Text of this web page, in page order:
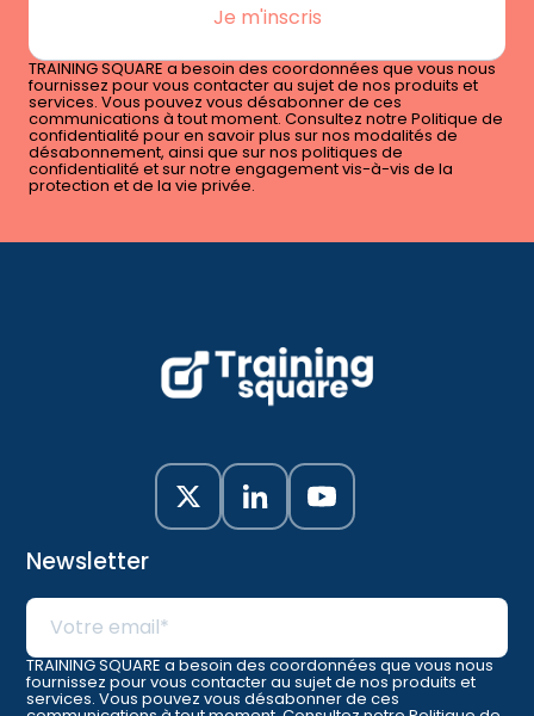
TRAINING SQUARE a besoin des coordonnées que vous nous
fournissez pour vous contacter au sujet de nos produits et
services. Vous pouvez vous désabonner de ces
communications à tout moment. Consultez notre Politique de
confidentialité pour en savoir plus sur nos modalités de
désabonnement, ainsi que sur nos politiques de
confidentialité et sur notre engagement vis-à-vis de la
protection et de la vie privée.
Newsletter
TRAINING SQUARE a besoin des coordonnées que vous nous
fournissez pour vous contacter au sujet de nos produits et
services. Vous pouvez vous désabonner de ces